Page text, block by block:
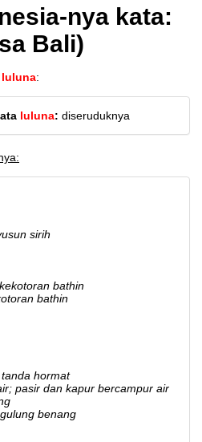
nya kata:
Bali)
luluna:
luluna: diseruduknya
sirih
bathin
bathin
hormat
pasir dan kapur bercampur air
benang